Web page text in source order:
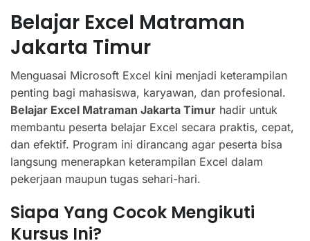
Belajar Excel Matraman
Jakarta Timur
Menguasai Microsoft Excel kini menjadi keterampilan
penting bagi mahasiswa, karyawan, dan profesional.
Belajar Excel Matraman Jakarta Timur hadir untuk
membantu peserta belajar Excel secara praktis, cepat,
dan efektif. Program ini dirancang agar peserta bisa
langsung menerapkan keterampilan Excel dalam
pekerjaan maupun tugas sehari-hari.
Siapa Yang Cocok Mengikuti
Kursus Ini?